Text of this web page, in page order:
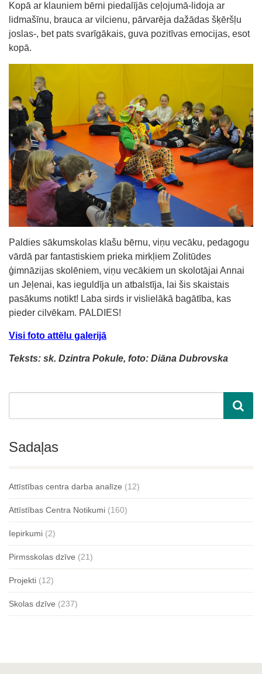
Kopā ar klauniem bērni piedalījās ceļojumā-lidoja ar
lidmašīnu, brauca ar vilcienu, pārvarēja dažādas šķēršļu
joslas-, bet pats svarīgākais, guva pozitīvas emocijas, esot
kopā.
Paldies sākumskolas klašu bērnu, viņu vecāku, pedagogu
vārdā par fantastiskiem prieka mirkļiem Zolitūdes
ģimnāzijas skolēniem, viņu vecākiem un skolotājai Annai
un Jeļenai, kas ieguldīja un atbalstīja, lai šis skaistais
pasākums notikt! Laba sirds ir vislielākā bagātība, kas
pieder cilvēkam. PALDIES!
Visi foto attēlu galerijā
Teksts: sk. Dzintra Pokule, foto: Diāna Dubrovska
Sadaļas
Attīstības centra darba analīze (12)
Attīstības Centra Notikumi (160)
Iepirkumi (2)
Pirmsskolas dzīve (21)
Projekti (12)
Skolas dzīve (237)